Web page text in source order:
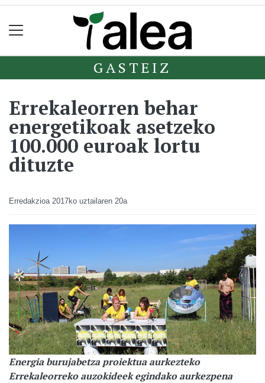
GASTEIZ
Errekaleorren behar
energetikoak asetzeko
100.000 euroak lortu
dituzte
Erredakzioa 2017ko uztailaren 20a
Energia burujabetza proiektua aurkezteko
Errekaleorreko auzokideek egindako aurkezpena